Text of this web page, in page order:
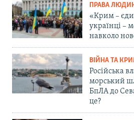
ПРАВА
«Крим –
українці –
навколо
ВІЙНА ТА
Російська
морський
БпЛА до
це?